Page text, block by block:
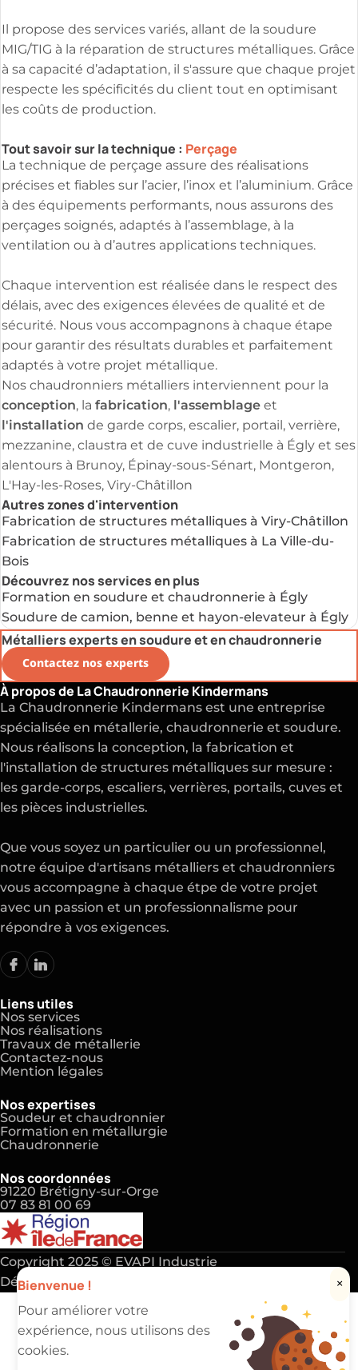
Il propose des services variés, allant de la soudure
MIG/TIG à la réparation de structures métalliques. Grâce
à sa capacité d’adaptation, il s'assure que chaque projet
respecte les spécificités du client tout en optimisant
les coûts de production.
Tout savoir sur la technique : Perçage
La technique de perçage assure des réalisations
précises et fiables sur l’acier, l’inox et l’aluminium. Grâce
à des équipements performants, nous assurons des
perçages soignés, adaptés à l’assemblage, à la
ventilation ou à d’autres applications techniques.
Chaque intervention est réalisée dans le respect des
délais, avec des exigences élevées de qualité et de
sécurité. Nous vous accompagnons à chaque étape
pour garantir des résultats durables et parfaitement
adaptés à votre projet métallique.
Nos chaudronniers métalliers interviennent pour la
conception, la fabrication, l'assemblageet
l'installation de garde corps, escalier, portail, verrière,
mezzanine, claustra et de cuve industrielle à Égly et ses
alentours à Brunoy, Épinay-sous-Sénart, Montgeron,
L'Hay-les-Roses, Viry-Châtillon
Autres zones d'intervention
Fabrication de structures métalliques à Viry-Châtillon
Fabrication de structures métalliques à La Ville-du-
Bois
Découvrez nos services en plus
Formation en soudure et chaudronnerie à Égly
Soudure de camion, benne et hayon-elevateur à Égly
Métalliers experts en soudure et en chaudronnerie
Contactez nos experts
Bienvenue ! ×
Pour améliorer votre
expérience, nous utilisons des
cookies.
À propos de La Chaudronnerie Kindermans
La Chaudronnerie Kindermans est une entreprise
spécialisée en métallerie, chaudronnerie et soudure.
Nous réalisons la conception, la fabrication et
l'installation de structures métalliques sur mesure :
les garde-corps, escaliers, verrières, portails, cuves et
les pièces industrielles.
Que vous soyez un particulier ou un professionnel,
notre équipe d'artisans métalliers et chaudronniers
vous accompagne à chaque étpe de votre projet
avec un passion et un professionnalisme pour
répondre à vos exigences.
Liens utiles
Nos services
Nos réalisations
Travaux de métallerie
Contactez-nous
Mention légales
Nos expertises
Soudeur et chaudronnier
Formation en métallurgie
Chaudronnerie
Nos coordonnées
91220 Brétigny-sur-Orge
07 83 81 00 69
Copyright 2025 ©EVAPI Industrie
Défiler vers le haut